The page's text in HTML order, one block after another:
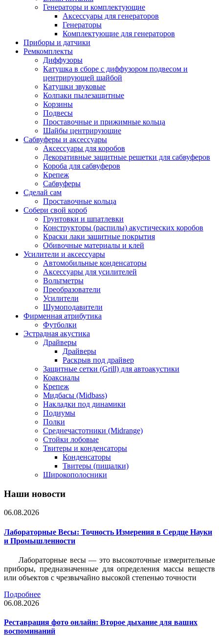
Генераторы и комплектующие
Аксессуары для генераторов
Генераторы
Комплектующие для генераторов
Приборы и датчики
Ремкомплекты
Диффузоры
Катушка в сборе с диффузором подвесом и
центрирующей шайбой
Катушки звуковые
Колпаки пылезащитные
Корзины
Подвесы
Проставочные и прижимные кольца
Шайбы центрирующие
Сабвуферы и аксессуары
Аксессуары для коробов
Декоративные защитные решетки для сабвуферов
Короба для сабвуферов
Крепеж
Сабвуферы
Сделай сам
Проставочные кольца
Собери свой короб
Грунтовки и шпатлевки
Конструкторы (распилы) акустических коробов
Краски лаки защитные покрытия
Обивочные материалы и клей
Усилители и аксессуары
Автомобильные конденсаторы
Аксессуары для усилителей
Вольтметры
Преобразователи
Усилители
Шумоподавители
Фирменная атрибутика
Футболки
Эстрадная акустика
Драйверы
Драйверы
Раскрыв под драйвер
Защитные сетки (Grill) для автоакустики
Коаксиалы
Крепеж
Мидбасы (Midbass)
Накладки под динамики
Подиумы
Полки
Среднечастотники (Midrange)
Стойки лобовые
Твитеры и конденсаторы
Конденсаторы
Твитеры (пищалки)
Широкополосники
Наши новости
06.08.2026
Лабораторные Весы: Точность Измерения в Сердце Науки
и Промышленности
Лабораторные весы — это высокоточные измерительные
приборы, предназначенные для определения массы веществ
или объектов с чрезвычайно высокой степенью точности
Подробнее
06.08.2026
Реставрация фото онлайн: Второе дыхание для ваших
воспоминаний